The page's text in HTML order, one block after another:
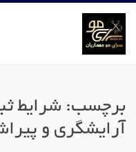
برچسب: شرایط
آرایشگری و